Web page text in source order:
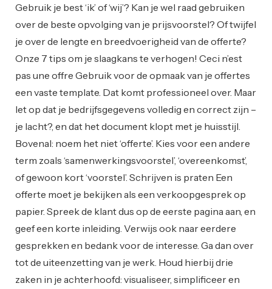
Gebruik je best ‘ik’ of ‘wij’? Kan je wel raad gebruiken
over de beste opvolging van je prijsvoorstel? Of twijfel
je over de lengte en breedvoerigheid van de offerte?
Onze 7 tips om je slaagkans te verhogen! Ceci n’est
pas une offre Gebruik voor de opmaak van je offertes
een vaste template. Dat komt professioneel over. Maar
let op dat je bedrijfsgegevens volledig en correct zijn –
je lacht?, en dat het document klopt met je huisstijl.
Bovenal: noem het niet ‘offerte’. Kies voor een andere
term zoals ‘samenwerkingsvoorstel’, ‘overeenkomst’,
of gewoon kort ‘voorstel’. Schrijven is praten Een
offerte moet je bekijken als een verkoopgesprek op
papier. Spreek de klant dus op de eerste pagina aan, en
geef een korte inleiding. Verwijs ook naar eerdere
gesprekken en bedank voor de interesse. Ga dan over
tot de uiteenzetting van je werk. Houd hierbij drie
zaken in je achterhoofd: visualiseer, simplificeer en